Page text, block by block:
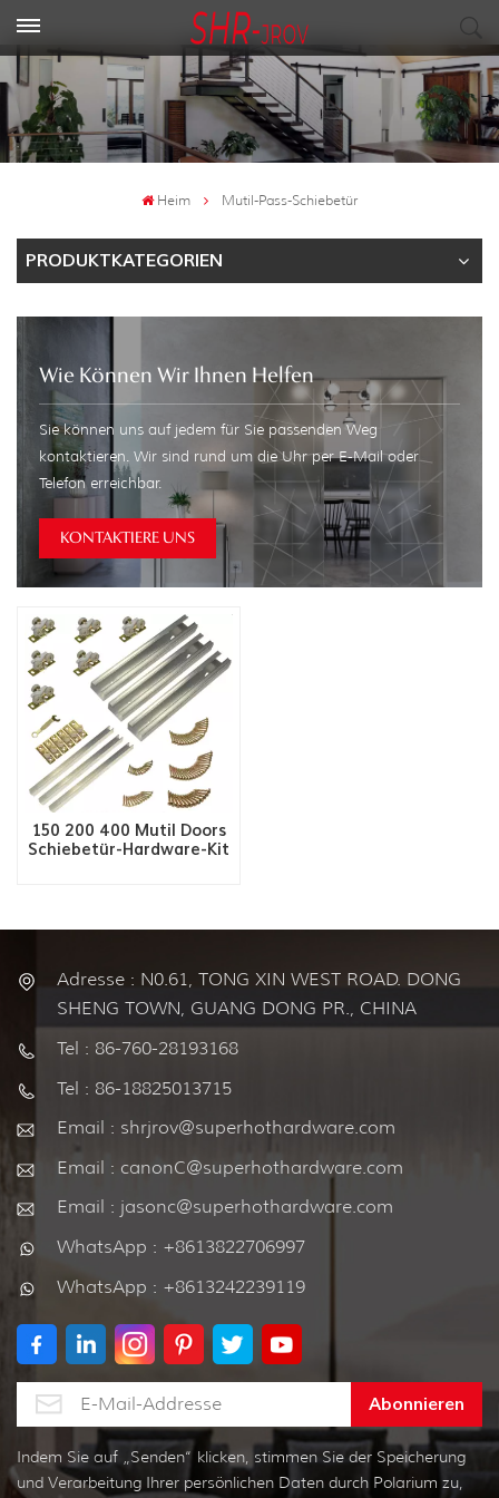
Heim Mutil-Pass-Schiebetür
PRODUKTKATEGORIEN
Wie Können Wir Ihnen Helfen
Sie können uns auf jedem für Sie passenden Weg
kontaktieren. Wir sind rund um die Uhr per E-Mail oder
Telefon erreichbar.
KONTAKTIERE UNS
150 200 400 Mutil Doors
Schiebetür-Hardware-Kit
Adresse : N0.61, TONG XIN WEST ROAD. DONG
SHENG TOWN, GUANG DONG PR., CHINA
Tel : 86-760-28193168
Tel : 86-18825013715
Email : shrjrov@superhothardware.com
Email : canonC@superhothardware.com
Email : jasonc@superhothardware.com
WhatsApp : +8613822706997
WhatsApp : +8613242239119
Indem Sie auf „Senden“ klicken, stimmen Sie der Speicherung
und Verarbeitung Ihrer persönlichen Daten durch Polarium zu,